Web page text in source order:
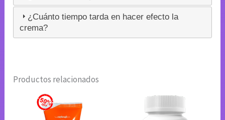
¿Cuánto tiempo tarda en hacer efecto la
crema?
Productos relacionados